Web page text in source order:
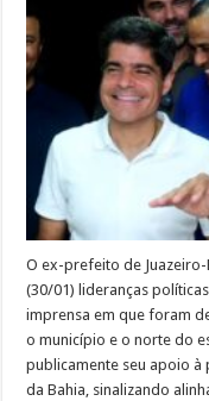
O ex-prefeito de
(30/01) lideranças
imprensa em que foram
o município e o norte do
publicamente seu apoio à
da Bahia, sinalizando